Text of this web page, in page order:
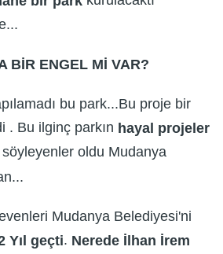
BİR ENGEL Mİ VAR?
bu park...Bu proje bir
. Bu ilginç parkın hayal projeler
söyleyenler oldu Mudanya
Mudanya Belediyesi'ni
Yıl geçti. Nerede İlhan İrem